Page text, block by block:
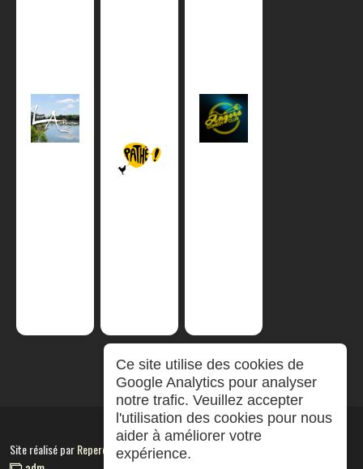
Site réalisé parRepereCom
Ce site utilise des cookies de
Google Analytics pour analyser
notre trafic. Veuillez accepter
l'utilisation des cookies pour nous
aider à améliorer votre
expérience.